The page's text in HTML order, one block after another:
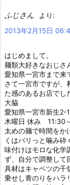
ふじさん
より:
2013年2月15日
はじめまして。
麺類大好きなおじさ
愛知県一宮市まで来
さて一宮市ですが、
た感のあるお店でし
大脇
愛知県一宮市新生2-
木曜日 休み 11:30
太めの麺で時間をか
くはバリっと噛み砕
味付けはモロな化学
ず、自分で調整して
具材はキャベツの千
乗せし青のりをハラ